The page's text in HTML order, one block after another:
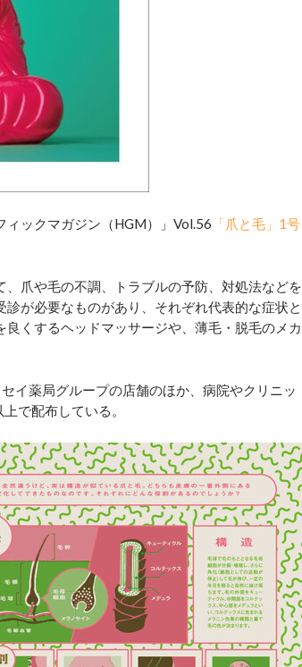
ックマガジン（HGM）」Vol.56 「爪と毛」1号
爪や毛の不調、トラブルの予防、対処法などを
が必要なものがあり、それぞれ代表的な症状と
くするヘッドマッサージや、薄毛・脱毛のメカ
イ薬局グループの店舗のほか、病院やクリニッ
で配布している。